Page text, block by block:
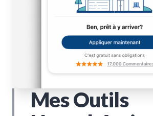
Mes Outils